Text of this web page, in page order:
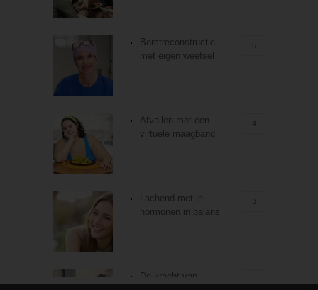
Borstreconstructie
met eigen weefsel
5
Afvallen met een
virtuele maagband
4
Lachend met je
hormonen in balans
3
De kracht van